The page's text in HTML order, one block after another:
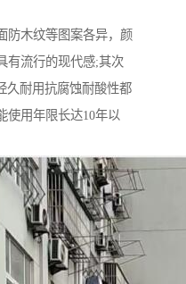
防木纹等图案各异，颜
有流行的现代感;其次
久耐用抗腐蚀耐酸性都
使用年限长达10年以